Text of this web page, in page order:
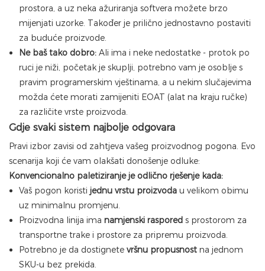
prostora, a uz neka ažuriranja softvera možete brzo
mijenjati uzorke. Također je prilično jednostavno postaviti
za buduće proizvode.
Ne baš tako dobro: Ali ima i neke nedostatke - protok po
ruci je niži, početak je skuplji, potrebno vam je osoblje s
pravim programerskim vještinama, a u nekim slučajevima
možda ćete morati zamijeniti EOAT (alat na kraju ručke)
za različite vrste proizvoda.
Gdje svaki sistem najbolje odgovara
Pravi izbor zavisi od zahtjeva vašeg proizvodnog pogona. Evo
scenarija koji će vam olakšati donošenje odluke:
Konvencionalno paletiziranje je odlično rješenje kada:
Vaš pogon koristi jednu vrstu proizvoda u velikom obimu
uz minimalnu promjenu.
Proizvodna linija ima namjenski raspored s prostorom za
transportne trake i prostore za pripremu proizvoda.
Potrebno je da dostignete vršnu propusnost na jednom
SKU-u bez prekida.